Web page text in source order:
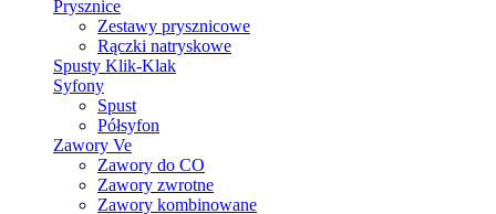
Prysznice
Zestawy prysznicowe
Rączki natryskowe
Spusty Klik-Klak
Syfony
Spust
Półsyfon
Zawory Ve
Zawory do CO
Zawory zwrotne
Zawory kombinowane